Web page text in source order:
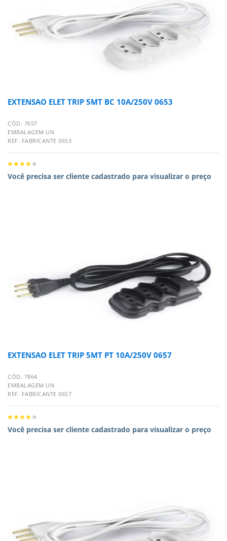
EXTENSAO ELET TRIP 5MT BC 10A/250V 0653
CÓD. 7657
EMBALAGEM UN
REF. FABRICANTE 0653
Você precisa ser cliente cadastrado para visualizar o preço
EXTENSAO ELET TRIP 5MT PT 10A/250V 0657
CÓD. 7864
EMBALAGEM UN
REF. FABRICANTE 0657
Você precisa ser cliente cadastrado para visualizar o preço